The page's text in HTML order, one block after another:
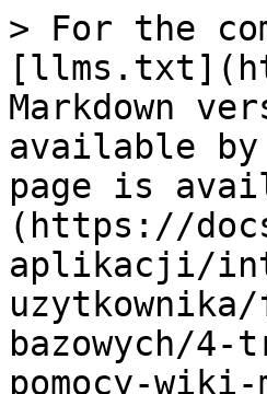
> For the
Markdown
available by
page is
(https://
aplikacji/
bazowych/
pomocy-wiki-